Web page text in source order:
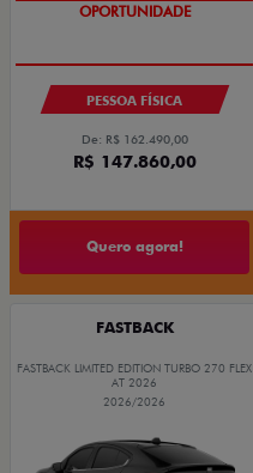
OPORTUNIDADE
PESSOA FÍSICA
De: R$ 162.490,00
R$ 147.860,00
Quero agora!
FASTBACK
FASTBACK LIMITED EDITION TURBO 270 FLEX
AT 2026
2026/2026